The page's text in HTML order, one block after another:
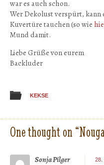
war es auch schon.
Wer Dekolust verspürt, kann
Kuvertüre tauchen (so wie
Mund damit.
Liebe Grüße von eurem
Backluder
KEKSE
One thought on “
Sonja Pilger 28.